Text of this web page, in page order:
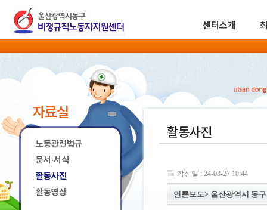
센터소개
자료실
노동관련법규
문서·서식
활동사진
활동영상
활동사진
작성일 : 24-03-27 10:44
언론보도> 울산광역시 동